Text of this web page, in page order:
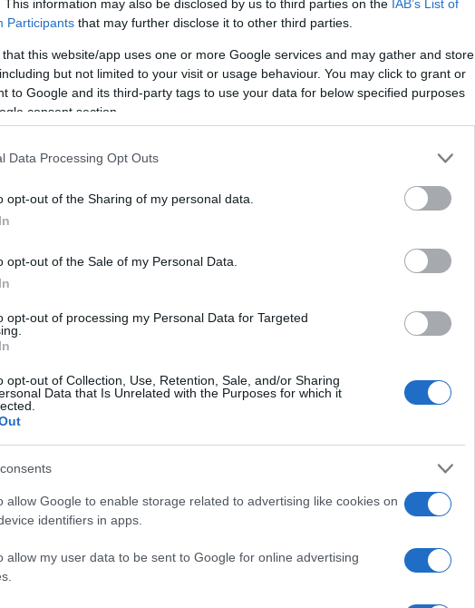
This information may also be disclosed by us to third parties on the IAB’s List of
Participants that may further disclose it to other third parties.
that this website/app uses one or more Google services and may gather and store
but not limited to your visit or usage behaviour. You may click to grant or
to Google and its third-party tags to use your data for below specified purposes
consent section.
Data Processing Opt Outs
opt-out of the Sharing of my personal data.
opt-out of the Sale of my Personal Data.
opt-out of processing my Personal Data for Targeted
opt-out of Collection, Use, Retention, Sale, and/or Sharing
Data that Is Unrelated with the Purposes for which it
allow Google to enable storage related to advertising like cookies on
identifiers in apps.
allow my user data to be sent to Google for online advertising
Pułtuska wita nas nowa twarz.
z faceliftingiem, to przedni pas
bliżej, w „spojrzeniu”
dostrzec pewne podobieństwo
oczywiście jest komplementem dla
pozostała już niemal bez
przejść dalej.
Zobacz 30 zdjęć